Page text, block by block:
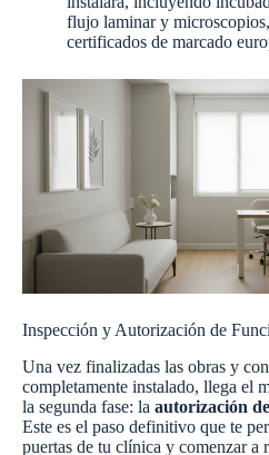
flujo laminar y
certificados de marcado
Inspección y Autorización de
Una vez finalizadas las obras y
completamente instalado, llega el
la segunda fase: la autorización
Este es el paso definitivo que te
puertas de tu clínica y comenzar a